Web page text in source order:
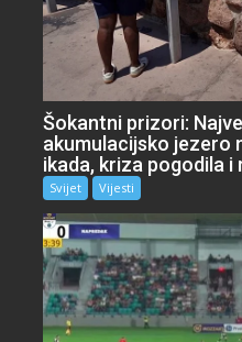
Šokantni prizori:
akumulacijsko jezero
ikada, kriza pogodila i
Svijet Vijesti